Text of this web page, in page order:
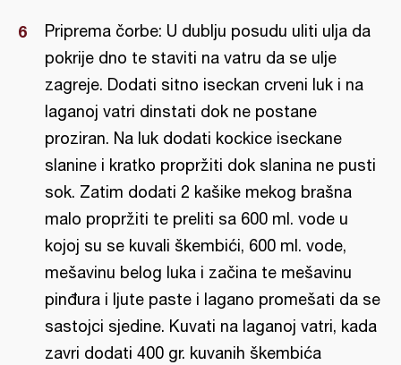
Priprema čorbe: U dublju posudu uliti ulja da
pokrije dno te staviti na vatru da se ulje
zagreje. Dodati sitno iseckan crveni luk i na
laganoj vatri dinstati dok ne postane
proziran. Na luk dodati kockice iseckane
slanine i kratko propržiti dok slanina ne pusti
sok. Zatim dodati 2 kašike mekog brašna
malo propržiti te preliti sa 600 ml. vode u
kojoj su se kuvali škembići, 600 ml. vode,
mešavinu belog luka i začina te mešavinu
pinđura i ljute paste i lagano promešati da se
sastojci sjedine. Kuvati na laganoj vatri, kada
zavri dodati 400 gr. kuvanih škembića